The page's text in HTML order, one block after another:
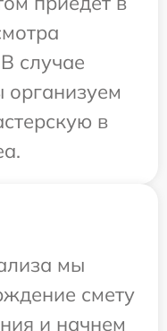
случае
в
мы
смету
и начнем